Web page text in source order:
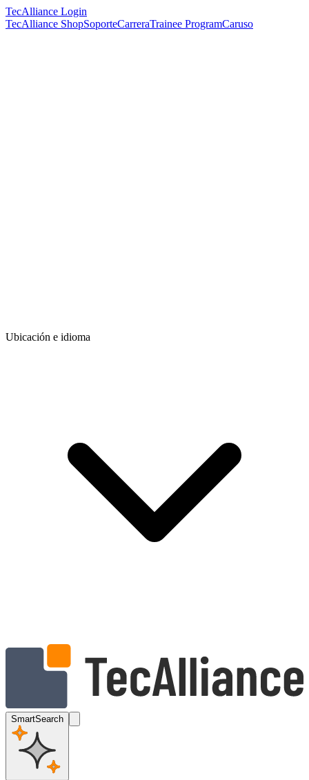
TecAlliance Login
TecAlliance ShopSoporteCarreraTrainee ProgramCaruso
Ubicación e idioma
SmartSearch